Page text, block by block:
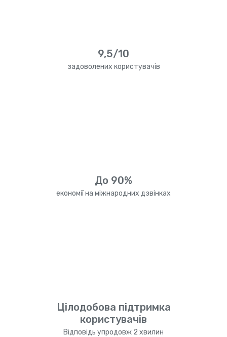
9,5/10
задоволених користувачів
До 90%
економії на міжнародних дзвінках
Цілодобова підтримка
користувачів
Відповідь упродовж 2 хвилин